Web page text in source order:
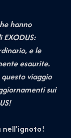
hanno
e le
esaurite.
viaggio
sui
nell'ignoto!